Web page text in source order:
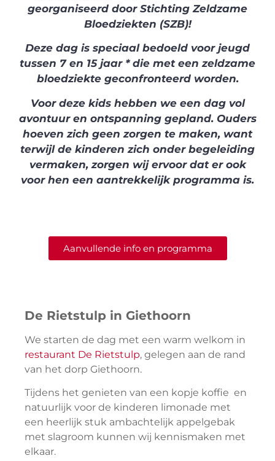
georganiseerd door Stichting Zeldzame
Bloedziekten (SZB)!
Deze dag is speciaal bedoeld voor jeugd
tussen 7 en 15 jaar * die met een zeldzame
bloedziekte geconfronteerd worden.
Voor deze kids hebben we een dag vol
avontuur en ontspanning gepland. Ouders
hoeven zich geen zorgen te maken, want
terwijl de kinderen zich onder begeleiding
vermaken, zorgen wij ervoor dat er ook
voor hen een aantrekkelijk programma is.
Aanvullende info en programma
De Rietstulp in Giethoorn
We starten de dag met een warm welkom in
restaurant De Rietstulp, gelegen aan de rand
van het dorp Giethoorn.
Tijdens het genieten van een kopje koffie en
natuurlijk voor de kinderen limonade met
een heerlijk stuk ambachtelijk appelgebak
met slagroom kunnen wij kennismaken met
elkaar.